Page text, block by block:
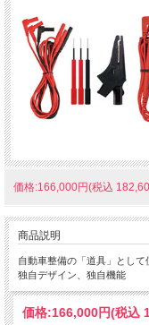
価格:166,000円(税込
商品説明
自動車整備の「道具」とし
独自デザイン、独自機能
価格:166,000円(税込